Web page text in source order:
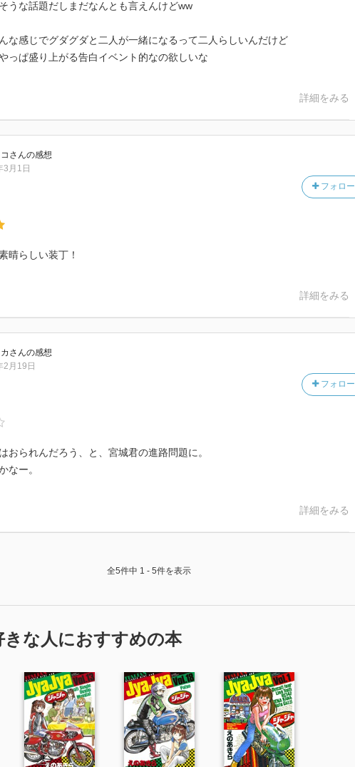
うな話題だしまだなんとも言えんけどww
な感じでグダグダと二人が一緒になるって二人らしいんだけど
っぱ盛り上がる告白イベント的なの欲しいな
詳細をみる
さんの感想
フォロー
3月1日
晴らしい装丁！
詳細をみる
さんの感想
フォロー
2月19日
おられんだろう、と、宮城君の進路問題に。
なー。
詳細をみる
全5件中 1 - 5件を表示
きな人におすすめの本